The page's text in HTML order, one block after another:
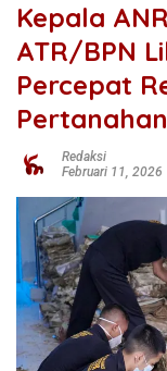
Kepala
ATR/BPN
Percepat
Redaksi
Februari 11, 2026